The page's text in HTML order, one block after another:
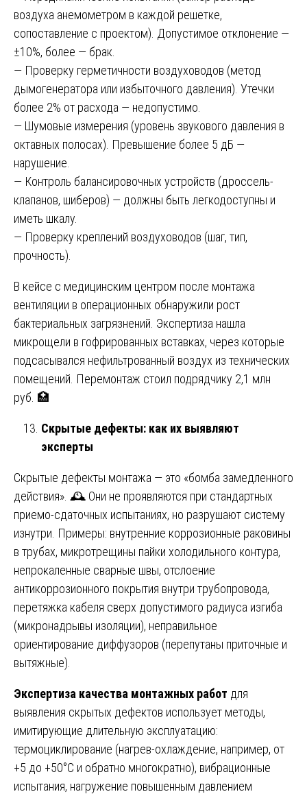
воздуха анемометром в каждой решетке,
сопоставление с проектом). Допустимое отклонение —
±10%, более — брак.
— Проверку герметичности воздуховодов (метод
дымогенератора или избыточного давления). Утечки
более 2% от расхода — недопустимо.
— Шумовые измерения (уровень звукового давления в
октавных полосах). Превышение более 5 дБ —
нарушение.
— Контроль балансировочных устройств (дроссель-
клапанов, шиберов) — должны быть легкодоступны и
иметь шкалу.
— Проверку креплений воздуховодов (шаг, тип,
прочность).
В кейсе с медицинским центром после монтажа
вентиляции в операционных обнаружили рост
бактериальных загрязнений. Экспертиза нашла
микрощели в гофрированных вставках, через которые
подсасывался нефильтрованный воздух из технических
помещений. Перемонтаж стоил подрядчику 2,1 млн
руб. 🏥
Скрытые дефекты: как их выявляют
эксперты
Скрытые дефекты монтажа — это «бомба замедленного
действия». 🕰️ Они не проявляются при стандартных
приемо-сдаточных испытаниях, но разрушают систему
изнутри. Примеры: внутренние коррозионные раковины
в трубах, микротрещины пайки холодильного контура,
непрокаленные сварные швы, отслоение
антикоррозионного покрытия внутри трубопровода,
перетяжка кабеля сверх допустимого радиуса изгиба
(микронадрывы изоляции), неправильное
ориентирование диффузоров (перепутаны приточные и
вытяжные).
Экспертиза качества монтажных работ для
выявления скрытых дефектов использует методы,
имитирующие длительную эксплуатацию:
термоциклирование (нагрев-охлаждение, например, от
+5 до +50°C и обратно многократно), вибрационные
испытания, нагружение повышенным давлением